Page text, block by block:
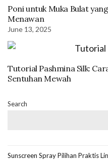
Poni untuk Muka Bulat
Menawan
June 13, 2025
Tutorial Pashmina Silk:
Sentuhan Mewah
Search
Sunscreen Spray Pilihan Praktis